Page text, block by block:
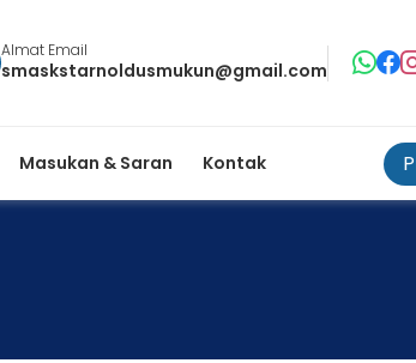
Almat Email
smaskstarnoldusmukun@gmail.com
Masukan & Saran Kontak